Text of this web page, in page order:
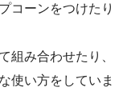
コーンをつけたり
組み合わせたり、
使い方をしていま